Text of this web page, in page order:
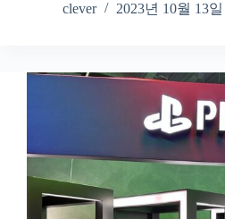
clever
2023년 10월 13일